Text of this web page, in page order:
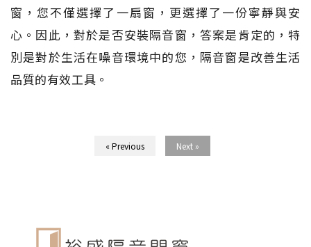
窗，您不僅選擇了一扇窗，更選擇了一份寧靜與安
心。因此，對於是否安裝隔音窗，答案是肯定的，特
別是對於生活在噪音環境中的您，隔音窗是改善生活
品質的有效工具。
« Previous Next »